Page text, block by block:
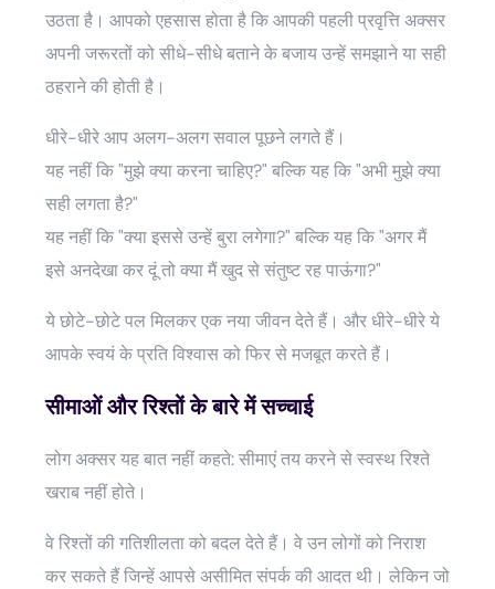
उठता है। आपको एहसास होता है कि आपकी पहली प्रवृत्ति अक्सर
अपनी जरूरतों को सीधे-सीधे बताने के बजाय उन्हें समझाने या सही
ठहराने की होती है।
धीरे-धीरे आप अलग-अलग सवाल पूछने लगते हैं।
यह नहीं कि "मुझे क्या करना चाहिए?" बल्कि यह कि "अभी मुझे क्या
सही लगता है?"
यह नहीं कि "क्या इससे उन्हें बुरा लगेगा?" बल्कि यह कि "अगर मैं
इसे अनदेखा कर दूं तो क्या मैं खुद से संतुष्ट रह पाऊंगा?"
ये छोटे-छोटे पल मिलकर एक नया जीवन देते हैं। और धीरे-धीरे ये
आपके स्वयं के प्रति विश्वास को फिर से मजबूत करते हैं।
सीमाओं और रिश्तों के बारे में सच्चाई
लोग अक्सर यह बात नहीं कहते: सीमाएं तय करने से स्वस्थ रिश्ते
खराब नहीं होते।
वे रिश्तों की गतिशीलता को बदल देते हैं। वे उन लोगों को निराश
कर सकते हैं जिन्हें आपसे असीमित संपर्क की आदत थी। लेकिन जो